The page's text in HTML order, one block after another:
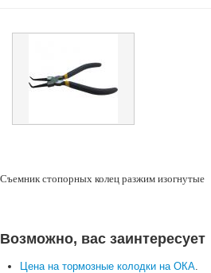
Съемник стопорных колец разжим изогнутые
Возможно, вас заинтересует
Цена на тормозные колодки на ОКА.